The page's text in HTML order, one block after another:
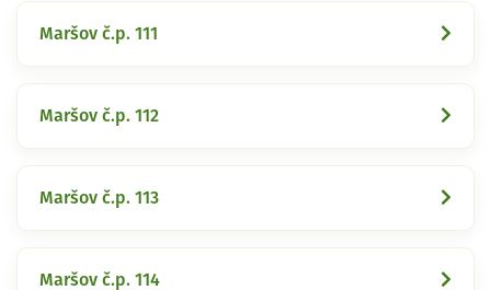
Maršov č.p. 111
Maršov č.p. 112
Maršov č.p. 113
Maršov č.p. 114